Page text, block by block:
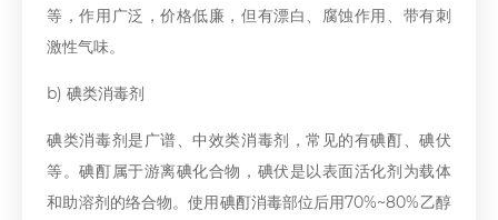
等，作用广泛，价格低廉，但有漂白、腐蚀作用、带有刺
激性气味。
b) 碘类消毒剂
碘类消毒剂是广谱、中效类消毒剂，常见的有碘酊、碘伏
等。碘酊属于游离碘化合物，碘伏是以表面活化剂为载体
和助溶剂的络合物。使用碘酊消毒部位后用70%~80%乙醇